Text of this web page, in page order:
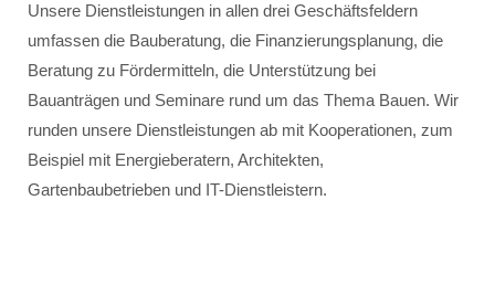
Unsere Dienstleistungen in allen drei Geschäftsfeldern
umfassen die Bauberatung, die Finanzierungsplanung, die
Beratung zu Fördermitteln, die Unterstützung bei
Bauanträgen und Seminare rund um das Thema Bauen. Wir
runden unsere Dienstleistungen ab mit Kooperationen, zum
Beispiel mit Energieberatern, Architekten,
Gartenbaubetrieben und IT-Dienstleistern.